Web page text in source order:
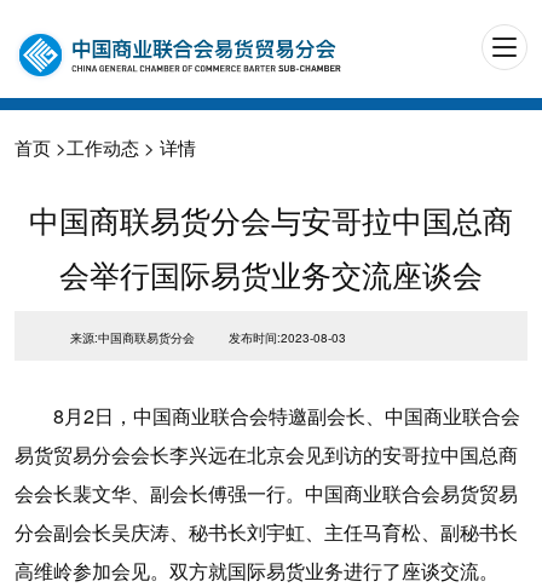
首页 >工作动态 > 详情
中国商联易货分会与安哥拉中国总商
会举行国际易货业务交流座谈会
来源:中国商联易货分会 发布时间:2023-08-03
8月2日，中国商业联合会特邀副会长、中国商业联合会
易货贸易分会会长李兴远在北京会见到访的安哥拉中国总商
会会长裴文华、副会长傅强一行。中国商业联合会易货贸易
分会副会长吴庆涛、秘书长刘宇虹、主任马育松、副秘书长
高维岭参加会见。双方就国际易货业务进行了座谈交流。